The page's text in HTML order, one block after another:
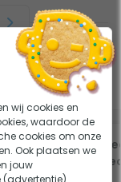
-5%
wij cookies en
waardoor de
cookies om onze
Ook plaatsen we
jouw
(advertentie)